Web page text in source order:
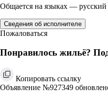
Общается на языках — русский
Сведения об исполнителе
Пожаловаться
Понравилось жильё?
Копировать ссылку
Объявление №927349